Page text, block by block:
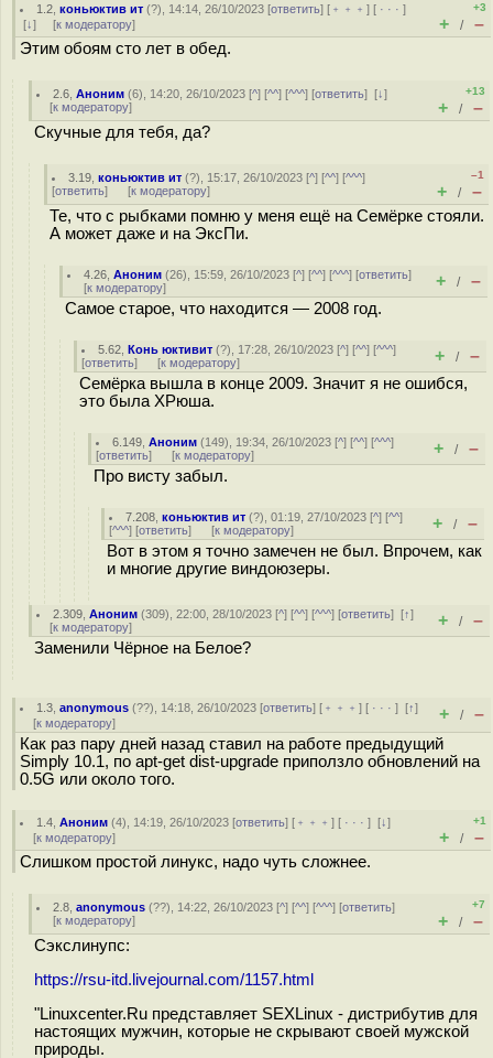
1.2 ,коньюктив ит (?), 14:14, 26/10/2023 [ответить] [ ﹢﹢﹢] [ · · ·]
[↓] [к модератору]
+3
+ / –
Этим обоям сто лет в обед.
2.6 ,Аноним (6), 14:20, 26/10/2023 [^] [^^] [^^^] [ответить][↓]
[к модератору]
+13
+ / –
Скучные для тебя, да?
3.19 ,коньюктив ит (?), 15:17, 26/10/2023 [^] [^^] [^^^]
[ответить] [к модератору]
–1
+ / –
Те, что с рыбками помню у меня ещё на Семёрке стояли.
А может даже и на ЭксПи.
4.26 ,Аноним (26), 15:59, 26/10/2023 [^] [^^] [^^^] [ответить]
[к модератору] + / –
Самое старое, что находится — 2008 год.
5.62 ,Конь юктивит (?), 17:28, 26/10/2023 [^] [^^] [^^^]
[ответить] [к модератору] + / –
Семёрка вышла в конце 2009. Значит я не ошибся,
это была ХРюша.
6.149 ,Аноним (149), 19:34, 26/10/2023 [^] [^^] [^^^]
[ответить] [к модератору] + / –
Про висту забыл.
7.208 ,коньюктив ит (?), 01:19, 27/10/2023 [^] [^^]
[^^^] [ответить] [к модератору] + / –
Вот в этом я точно замечен не был. Впрочем, как
и многие другие виндоюзеры.
2.309 ,Аноним (309), 22:00, 28/10/2023 [^] [^^] [^^^] [ответить][↑]
[к модератору] + / –
Заменили Чёрное на Белое?
1.3 ,anonymous (??), 14:18, 26/10/2023 [ответить] [ ﹢﹢﹢] [ · · ·][↑]
[к модератору] + / –
Как раз пару дней назад ставил на работе предыдущий
Simply 10.1, по apt-get dist-upgrade приползло обновлений на
0.5G или около того.
1.4 ,Аноним (4), 14:19, 26/10/2023 [ответить] [ ﹢﹢﹢] [ · · ·][↓]
[к модератору]
+1
+ / –
Слишком простой линукс, надо чуть сложнее.
2.8 ,anonymous (??), 14:22, 26/10/2023 [^] [^^] [^^^] [ответить]
[к модератору]
+7
+ / –
Сэкслинyпс:
https://rsu-itd.livejournal.com/1157.html
"Linuxcenter.Ru представляет SEXLinux - дистрибутив для
настоящих мужчин, которые не скрывают своей мужской
природы.